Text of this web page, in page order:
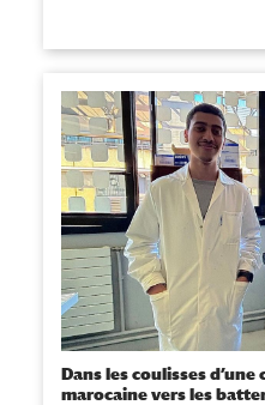
Dans les coulisses
marocaine vers les